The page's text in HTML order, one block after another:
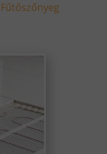
Fűtőszőnyeg